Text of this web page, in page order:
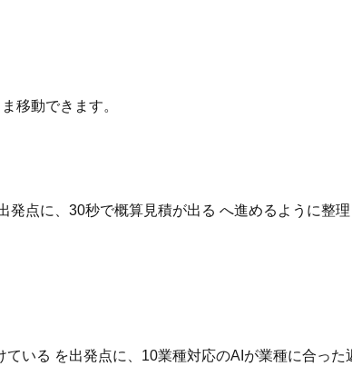
移動できます。
点に、30秒で概算見積が出る へ進めるように整
いる を出発点に、10業種対応のAIが業種に合っ